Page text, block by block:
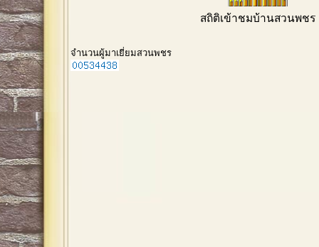
สถิติเข้าชมบ้านสวนพชร
จำนวนผู้มาเยี่ยมสวนพชร